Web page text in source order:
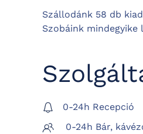
Szállodánk 58 db
Szobáink
0-24h Recepció
0-24h Bár,